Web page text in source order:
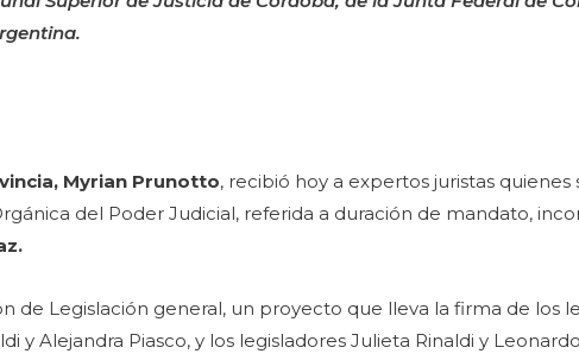
Myrian Prunotto, recibió hoy a expertos juristas quienes
del Poder Judicial, referida a duración de mandato,
de Legislación general, un proyecto que lleva la firma de los
y Alejandra Piasco, y los legisladores Julieta Rinaldi y